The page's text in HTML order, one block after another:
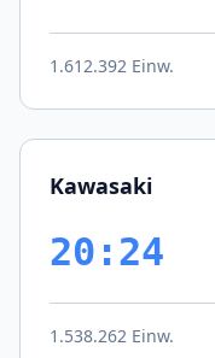
1.612.392 Einw.
Kawasaki
20:24
1.538.262 Einw.